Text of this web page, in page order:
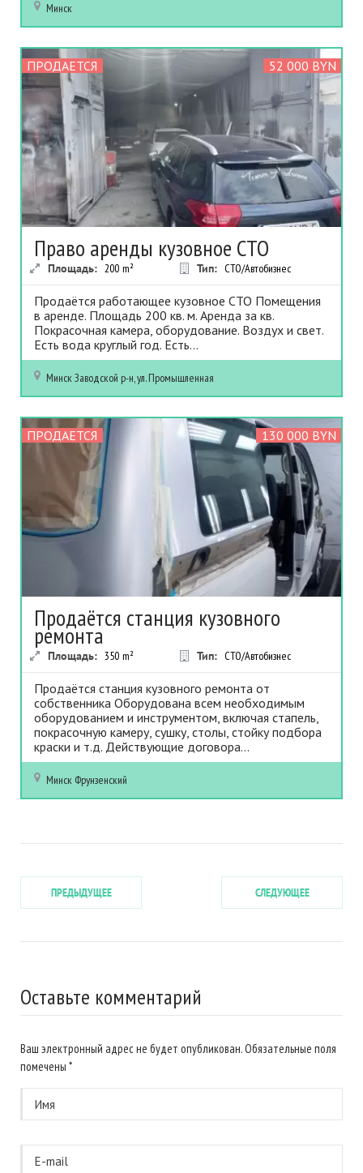
Минск
ПРОДАЕТСЯ 52 000 BYN
Право аренды кузовное СТО
Площадь: 200 m² Тип: СТО/Автобизнес
Продаётся работающее кузовное СТО Помещения
в аренде. Площадь 200 кв. м. Аренда за кв.
Покрасочная камера, оборудование. Воздух и свет.
Есть вода круглый год. Есть...
МинскЗаводской р-н, ул. Промышленная
ПРОДАЕТСЯ 130 000 BYN
Продаётся станция кузовного
ремонта
Площадь: 350 m² Тип: СТО/Автобизнес
Продаётся станция кузовного ремонта от
собственника Оборудована всем необходимым
оборудованием и инструментом, включая стапель,
покрасочную камеру, сушку, столы, стойку подбора
краски и т.д. Действующие договора...
Минск Фрунзенский
ПРЕДЫДУЩЕЕ СЛЕДУЮЩЕЕ
Оставьте комментарий
Ваш электронный адрес не будет опубликован. Обязательные поля
помечены *